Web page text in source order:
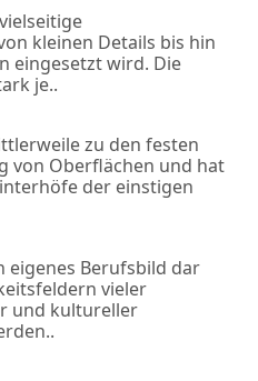
kleinen Details bis hin
eingesetzt wird. Die
je..
zu den festen
von Oberflächen und hat
der einstigen
eigenes Berufsbild dar
vieler
und kultureller